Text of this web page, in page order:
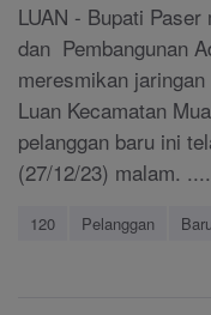
LUAN - Bupati
dan Pembangunan
meresmikan
Luan Kecamatan
pelanggan baru ini
(27/12/23) malam. ....
120 Pelanggan Baru